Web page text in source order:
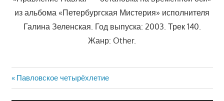
из альбома «Петербургская Мистерия» исполнителя
Галина Зеленская. Год выпуска: 2003. Трек 140.
Жанр: Other.
Навигация
Previous
Post:
Павловское четырёхлетие